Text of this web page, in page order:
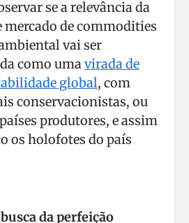
se a relevância da
mercado de commodities
vai ser
como umavirada de
global, com
conservacionistas, ou
produtores, e assim
os holofotes do país
da perfeição